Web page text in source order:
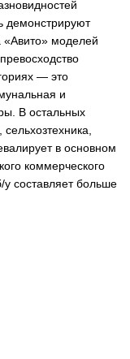
демонстрируют
«Авито» моделей
— это
и
В остальных
в основном
коммерческого
составляет больше